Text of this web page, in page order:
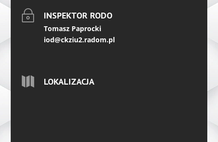
~ INSPEKTOR RODO
Tomasz Paprocki
iod@ckziu2.radom.pl
 LOKALIZACJA